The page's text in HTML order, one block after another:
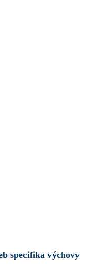
specifika výchovy